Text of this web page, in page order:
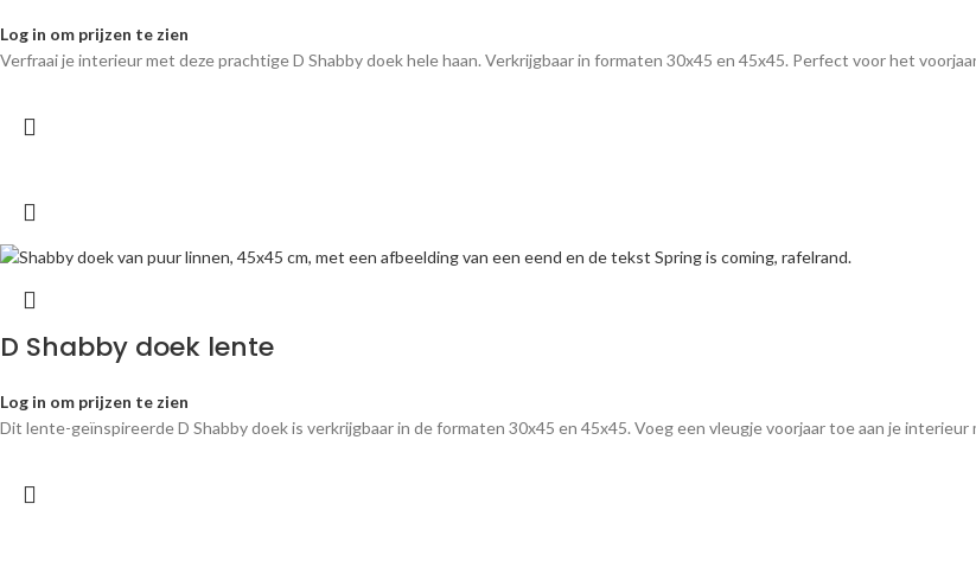
Log in om prijzen te zien
Verfraai je interieur met deze prachtige D Shabby doek hele haan. Verkrijgbaar in formaten 30x45 en 45x45. Perfect voor het
D Shabby doek lente
Log in om prijzen te zien
Dit lente-geïnspireerde D Shabby doek is verkrijgbaar in de formaten 30x45 en 45x45. Voeg een vleugje voorjaar toe aan je